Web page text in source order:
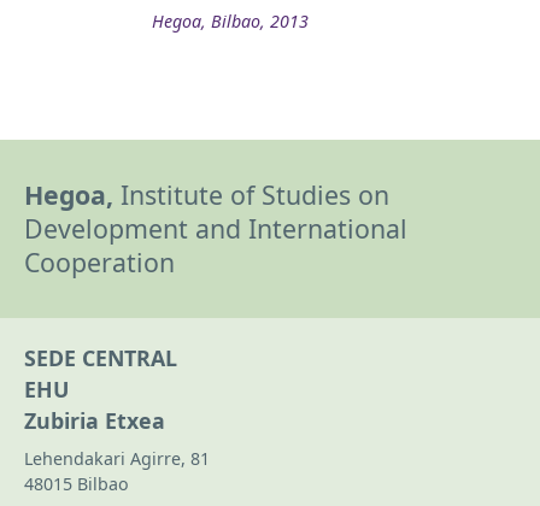
Hegoa, Bilbao, 2013
Hegoa, Institute of Studies on
Development and International
Cooperation
SEDE CENTRAL
EHU
Zubiria Etxea
Lehendakari Agirre, 81
48015 Bilbao